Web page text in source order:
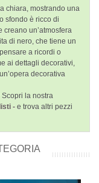
chiara, mostrando una
sfondo è ricco di
creano un’atmosfera
di nero, che tiene un
a ricordi o
ai dettagli decorativi,
decorativa
Scopri la nostra
- e trova altri pezzi